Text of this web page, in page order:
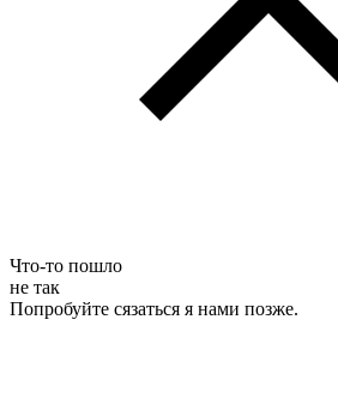
Что-то пошло
не так
Попробуйте сязаться я нами позже.